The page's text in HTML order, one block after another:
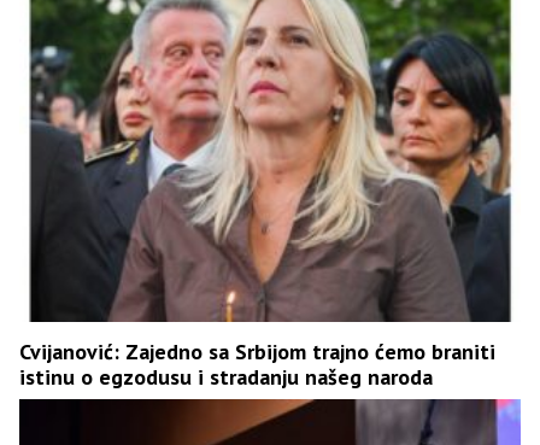
Cvijanović: Zajedno sa Srbijom trajno ćemo braniti
istinu o egzodusu i stradanju našeg naroda